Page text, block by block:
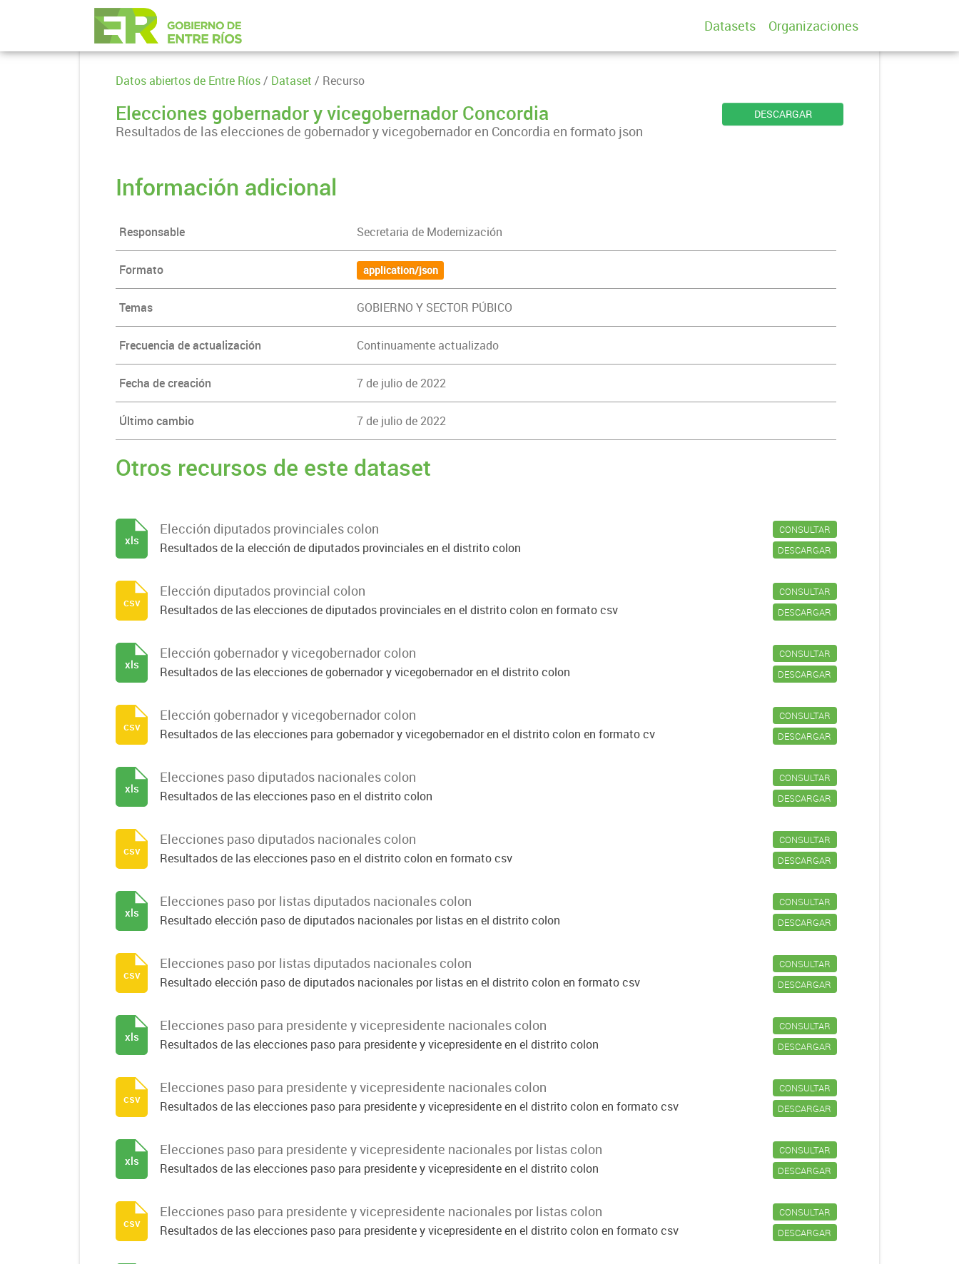
Datasets Organizaciones
Datos abiertos de Entre Ríos/ Dataset / Recurso
Elecciones gobernador y vicegobernador Concordia
Resultados de las elecciones de gobernador y vicegobernador en Concordia en formato json
DESCARGAR
Información adicional
Responsable Secretaria de Modernización
Formato application/json
Temas GOBIERNO Y SECTOR PÚBICO
Frecuencia de actualización Continuamente actualizado
Fecha de creación 7 de julio de 2022
Último cambio 7 de julio de 2022
Otros recursos de este dataset
CONSULTAR
DESCARGAR
Elección diputados provinciales colon
Resultados de la elección de diputados provinciales en el distrito colon
xls
CONSULTAR
DESCARGAR
Elección diputados provincial colon
Resultados de las elecciones de diputados provinciales en el distrito colon en formato csv
csv
CONSULTAR
DESCARGAR
Elección gobernador y vicegobernador colon
Resultados de las elecciones de gobernador y vicegobernador en el distrito colon
xls
CONSULTAR
DESCARGAR
Elección gobernador y vicegobernador colon
Resultados de las elecciones para gobernador y vicegobernador en el distrito colon en formato cv
csv
CONSULTAR
DESCARGAR
Elecciones paso diputados nacionales colon
Resultados de las elecciones paso en el distrito colon
xls
CONSULTAR
DESCARGAR
Elecciones paso diputados nacionales colon
Resultados de las elecciones paso en el distrito colon en formato csv
csv
CONSULTAR
DESCARGAR
Elecciones paso por listas diputados nacionales colon
Resultado elección paso de diputados nacionales por listas en el distrito colon
xls
CONSULTAR
DESCARGAR
Elecciones paso por listas diputados nacionales colon
Resultado elección paso de diputados nacionales por listas en el distrito colon en formato csv
csv
CONSULTAR
DESCARGAR
Elecciones paso para presidente y vicepresidente nacionales colon
Resultados de las elecciones paso para presidente y vicepresidente en el distrito colon
xls
CONSULTAR
DESCARGAR
Elecciones paso para presidente y vicepresidente nacionales colon
Resultados de las elecciones paso para presidente y vicepresidente en el distrito colon en formato csv
csv
CONSULTAR
DESCARGAR
Elecciones paso para presidente y vicepresidente nacionales por listas colon
Resultados de las elecciones paso para presidente y vicepresidente en el distrito colon
xls
CONSULTAR
DESCARGAR
Elecciones paso para presidente y vicepresidente nacionales por listas colon
Resultados de las elecciones paso para presidente y vicepresidente en el distrito colon en formato csv
csv